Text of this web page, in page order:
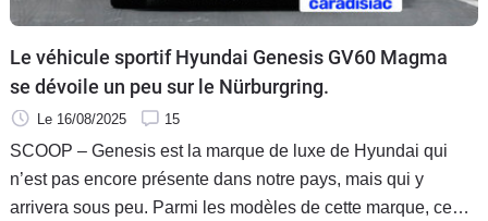
Le véhicule sportif Hyundai Genesis GV60 Magma
se dévoile un peu sur le Nürburgring.
Le 16/08/2025 15
SCOOP – Genesis est la marque de luxe de Hyundai qui
n’est pas encore présente dans notre pays, mais qui y
arrivera sous peu. Parmi les modèles de cette marque, ceux